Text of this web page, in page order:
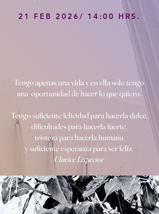
21 FEB 2026/ 14:00 HRS.
Tengo apenas una vida y en ella solo tengo
una oportunidad de hacer lo que quiero.
Tengo suficiente felicidad para hacerla dulce,
dificultades para hacerla fuerte,
tristeza para hacerla humana
y suficiente esperanza para ser feliz.
Clarice Lispector